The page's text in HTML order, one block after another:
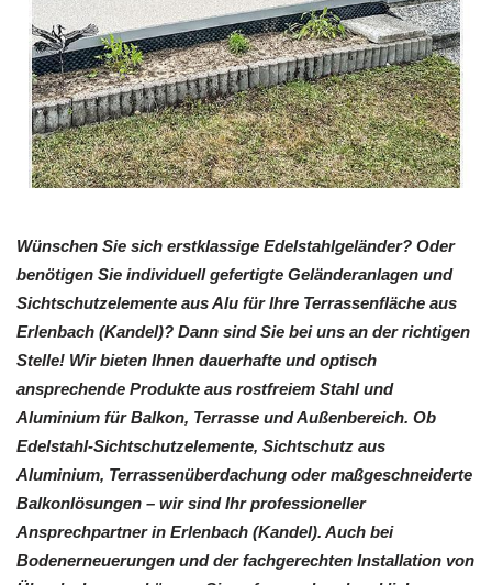
Wünschen Sie sich erstklassige Edelstahlgeländer? Oder
benötigen Sie individuell gefertigte Geländeranlagen und
Sichtschutzelemente aus Alu für Ihre Terrassenfläche aus
Erlenbach (Kandel)? Dann sind Sie bei uns an der richtigen
Stelle! Wir bieten Ihnen dauerhafte und optisch
ansprechende Produkte aus rostfreiem Stahl und
Aluminium für Balkon, Terrasse und Außenbereich. Ob
Edelstahl-Sichtschutzelemente, Sichtschutz aus
Aluminium, Terrassenüberdachung oder maßgeschneiderte
Balkonlösungen – wir sind Ihr professioneller
Ansprechpartner in Erlenbach (Kandel). Auch bei
Bodenerneuerungen und der fachgerechten Installation von